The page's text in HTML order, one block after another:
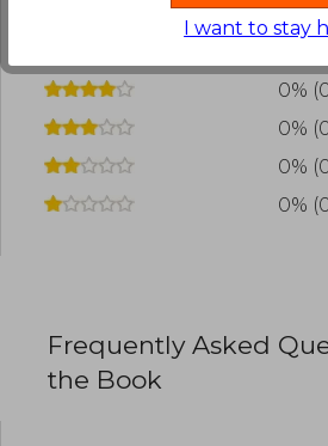
0%
0%
0%
0%
Frequently Asked
the Book
I want to stay